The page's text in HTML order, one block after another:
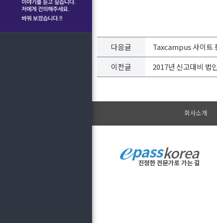
다음글
Taxcampus 사이트
이전글
2017년 신고대비 법
회사소개